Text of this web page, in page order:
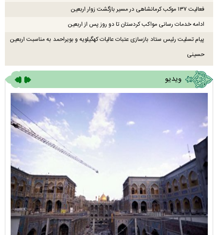
فعالیت ۱۳۷ موکب کرمانشاهی در مسیر بازگشت زوار اربعین
ادامه خدمات رسانی مواکب کردستان تا دو روز پس از اربعین
پیام تسلیت رئیس ستاد بازسازی عتبات عالیات کهگیلویه و بویراحمد به مناسبت اربعین
حسینی
ویدیو